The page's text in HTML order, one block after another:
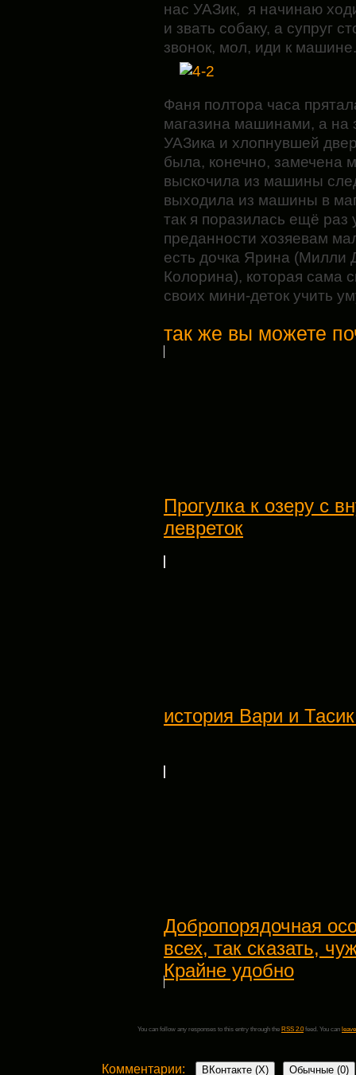
нас УАЗик, я начинаю
и звать собаку, а супруг
звонок, мол, иди к
Фаня полтора часа
магазина машинами, а на
УАЗика и хлопнувшей
была, конечно,
выскочила из машины
выходила из машины в
так я поразилась ещё раз
преданности хозяевам
есть дочка Ярина (Милли
Колорина), которая сама
своих мини-деток учить
так же вы можете
Прогулка к озеру с
левреток
история Вари и
Добропорядочная
всех, так сказать,
Крайне удобно
You can follow any responses to this entry through the RSS 2.0 feed. You can
Комментарии: ВКонтакте (X) Обычные (0)